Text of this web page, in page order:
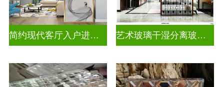
简约现代客厅入户进门遮挡玻璃背景墙 艺术玻璃干湿分离玻璃背景墙